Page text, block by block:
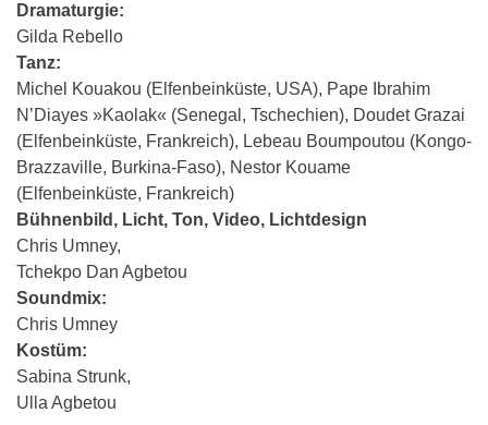
Dramaturgie:
Gilda Rebello
Tanz:
Michel Kouakou (Elfenbeinküste, USA), Pape Ibrahim
N’Diayes »Kaolak« (Senegal, Tschechien), Doudet Grazai
(Elfenbeinküste, Frankreich), Lebeau Boumpoutou (Kongo-
Brazzaville, Burkina-Faso), Nestor Kouame
(Elfenbeinküste, Frankreich)
Bühnenbild, Licht, Ton, Video, Lichtdesign
Chris Umney,
Tchekpo Dan Agbetou
Soundmix:
Chris Umney
Kostüm:
Sabina Strunk,
Ulla Agbetou